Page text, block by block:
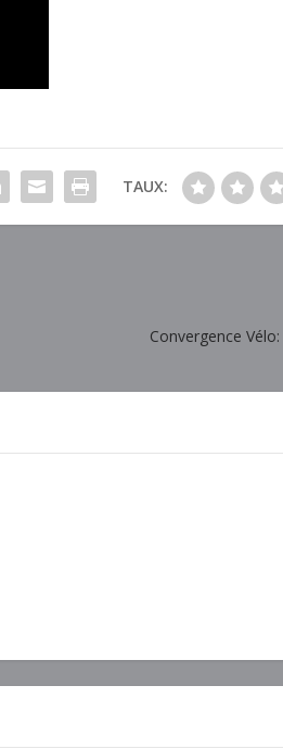
TAUX:
Convergence